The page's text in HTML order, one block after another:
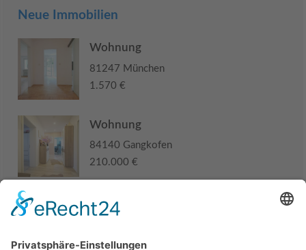
Neue Immobilien
Wohnung
81247 München
1.570 €
Wohnung
84140 Gangkofen
210.000 €
Haus
285.000 €